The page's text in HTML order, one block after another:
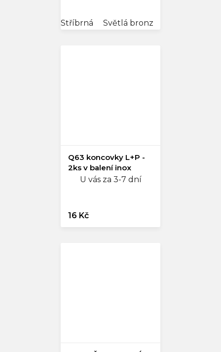
Stříbrná Světlá bronz
Q63 koncovky L+P -
2ks v balení inox
U vás za 3-7 dní
16 Kč